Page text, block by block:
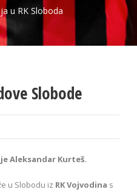
u RK Sloboda
Slobode
Aleksandar Kurteš.
u Slobodu iz RK Vojvodina s